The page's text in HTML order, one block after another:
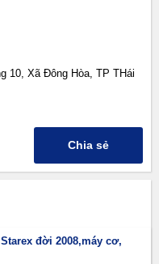
10, Xã Đông Hòa, TP THái
Chia sẻ
đời 2008,máy cơ,